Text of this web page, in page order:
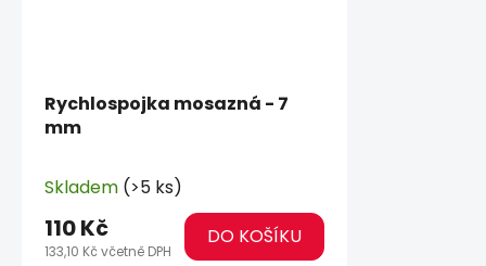
Rychlospojka mosazná - 7
mm
Skladem (>5 ks)
133,10 Kč včetně DPH
110 Kč DO KOŠÍKU